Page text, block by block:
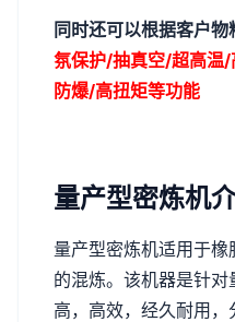
同时还可以根据客户物
氛保护/抽真空/超高温
防爆/高扭矩等功能
量产型密炼机
量产型密炼机适用于
的混炼。该机器是针
高，高效，经久耐用